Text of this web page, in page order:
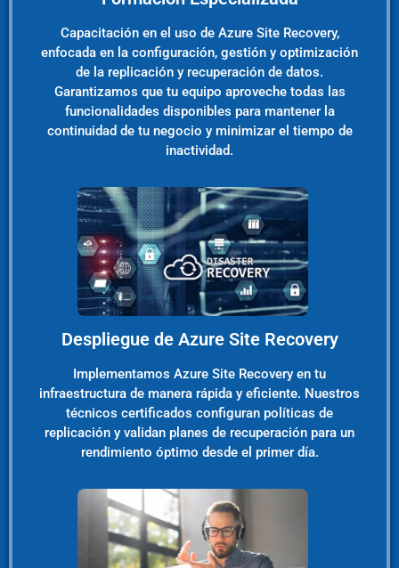
Capacitación en el uso de Azure Site Recovery,
enfocada en la configuración, gestión y optimización
de la replicación y recuperación de datos.
Garantizamos que tu equipo aproveche todas las
funcionalidades disponibles para mantener la
continuidad de tu negocio y minimizar el tiempo de
inactividad.
Despliegue de Azure Site Recovery
Implementamos Azure Site Recovery en tu
infraestructura de manera rápida y eficiente. Nuestros
técnicos certificados configuran políticas de
replicación y validan planes de recuperación para un
rendimiento óptimo desde el primer día.